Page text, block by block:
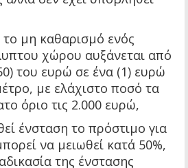
το μη καθαρισμό ενός
χώρου αυξάνεται από
του ευρώ σε ένα (1) ευρώ
με ελάχιστο ποσό τα
όριο τις 2.000 ευρώ,
ένσταση το πρόστιμο για
να μειωθεί κατά 50%,
της ένστασης